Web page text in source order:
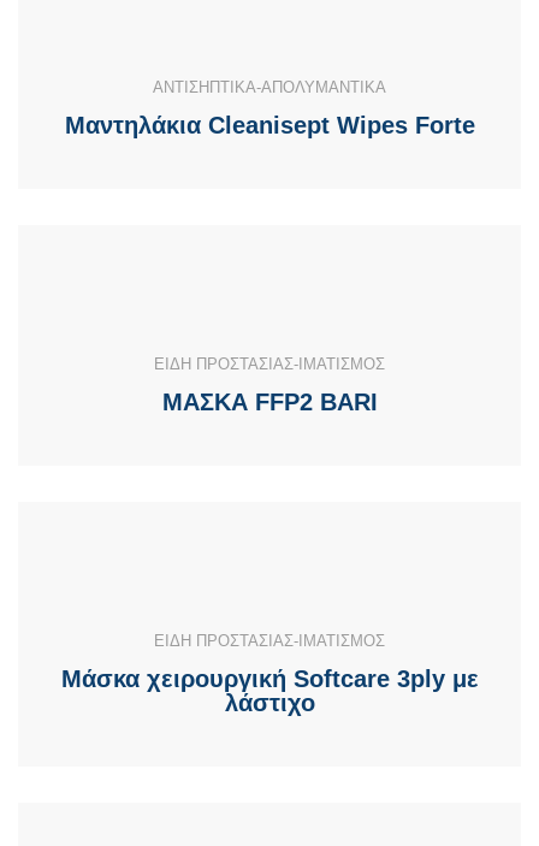
ΑΝΤΙΣΗΠΤΙΚΑ-ΑΠΟΛΥΜΑΝΤΙΚΑ
Μαντηλάκια Cleanisept Wipes Forte
ΕΙΔΗ ΠΡΟΣΤΑΣΙΑΣ-ΙΜΑΤΙΣΜΟΣ
ΜΑΣΚΑ FFP2 BARI
ΕΙΔΗ ΠΡΟΣΤΑΣΙΑΣ-ΙΜΑΤΙΣΜΟΣ
Μάσκα χειρουργική Softcare 3ply με
λάστιχο